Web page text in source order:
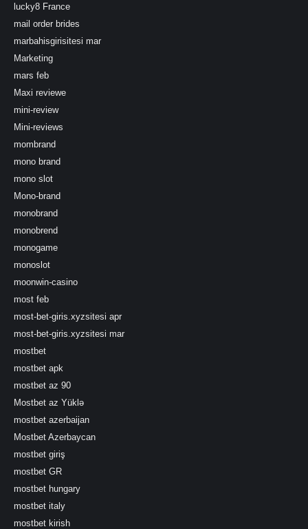
lucky8 France
mail order brides
marbahisgirisitesi mar
Marketing
mars feb
Maxi reviewe
mini-review
Mini-reviews
mombrand
mono brand
mono slot
Mono-brand
monobrand
monobrend
monogame
monoslot
moonwin-casino
most feb
most-bet-giris.xyzsitesi apr
most-bet-giris.xyzsitesi mar
mostbet
mostbet apk
mostbet az 90
Mostbet az Yüklə
mostbet azerbaijan
Mostbet Azerbaycan
mostbet giriş
mostbet GR
mostbet hungary
mostbet italy
mostbet kirish